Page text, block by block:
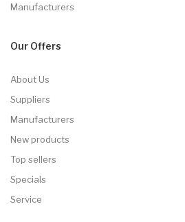
Manufacturers
Our Offers
About Us
Suppliers
Manufacturers
New products
Top sellers
Specials
Service